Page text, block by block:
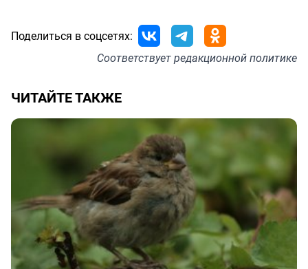
Поделиться в соцсетях:
Соответствуетредакционной политике
ЧИТАЙТЕ ТАКЖЕ